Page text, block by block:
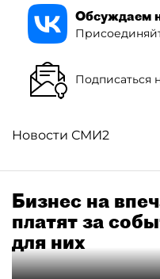
Обсуждаем
Подписаться
Новости СМИ2
Бизнес на
платят за
для них